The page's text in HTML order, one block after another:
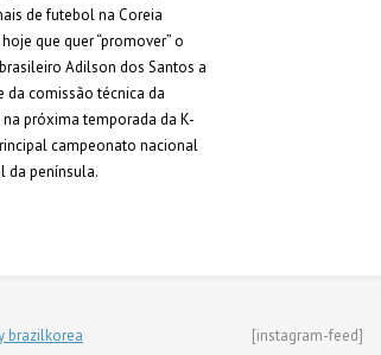
de futebol na Coreia
que quer “promover” o
Adilson dos Santos a
da comissão técnica da
na próxima temporada da K-
campeonato nacional
da península.
brazilkorea [instagram-feed]